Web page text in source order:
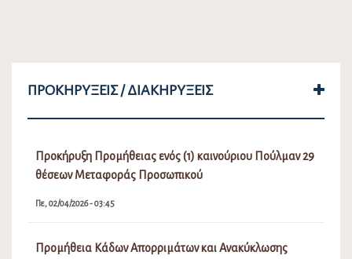
ΠΡΟΚΗΡΎΞΕΙΣ / ΔΙΑΚΗΡΎΞΕΙΣ
Προκήρυξη Προμήθειας ενός (1) καινούριου Πούλμαν 29
θέσεων Μεταφοράς Προσωπικού
Πε, 02/04/2026 - 03:45
Προμήθεια Κάδων Απορριμάτων και Ανακύκλωσης